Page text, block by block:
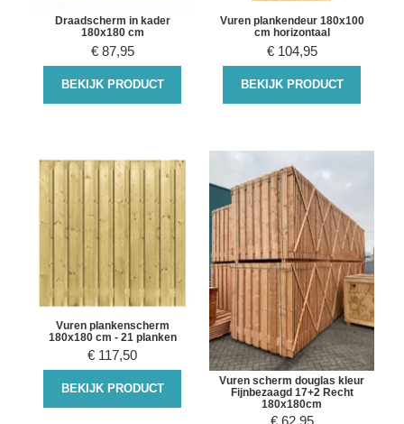
Draadscherm in kader
180x180 cm
€ 87,95
BEKIJK PRODUCT
Vuren plankendeur 180x100
cm horizontaal
€ 104,95
BEKIJK PRODUCT
Vuren plankenscherm
180x180 cm - 21 planken
€ 117,50
BEKIJK PRODUCT
Vuren scherm douglas kleur
Fijnbezaagd 17+2 Recht
180x180cm